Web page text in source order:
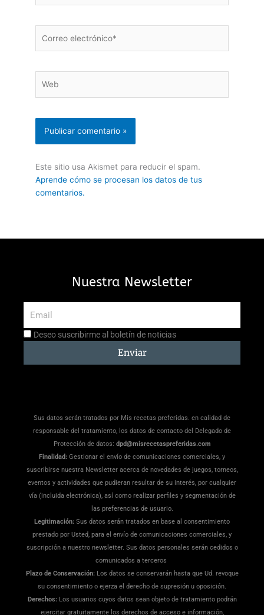
electrónico*
Este sitio usa Akismet para reducir el spam.
Aprende cómo se procesan los datos de tus
comentarios.
Nuestra Newsletter
Aceptación
Deseo suscribirme al boletín de noticias
Enviar
Sus datos serán tratados por Mis recetas preferidas. en calidad de
responsable del tratamiento, los datos de contacto del Delegado de
Protección de datos: dpd@misrecetaspreferidas.com
Finalidad: Gestionar el envío de comunicaciones comerciales, y
suscribirse nuestra Newsletter acerca de novedades de juegos, torneos,
eventos y actividades que pudieran resultar de su interés, por cualquier
vía (incluida electrónica), así como realizar perfiles y segmentación de
las preferencias de usuario.
Legitimación: Sus datos serán tratados en base al consentimiento
prestado por Usted, para el envío de comunicaciones comerciales, y
suscripción a nuestro newsletter. Sus datos personales serán cedidos o
comunicados a terceros
Plazo de Conservación: Los datos se conservarán hasta que Ud. revoque
su consentimiento o ejerza el derecho de supresión u oposición.
Derechos: Los usuarios cuyos datos sean objeto de tratamiento podrán
ejercitar gratuitamente los derechos de acceso e información,